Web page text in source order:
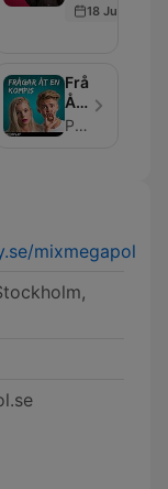
18 Jun 2021
Frågar
Åt
EnPodplay
mixmegapol